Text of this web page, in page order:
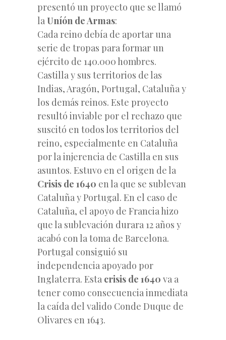
presentó un proyecto que se llamó
la Uníón de Armas:
Cada reino debía de aportar una
serie de tropas para formar un
ejército de 140.000 hombres.
Castilla y sus territorios de las
Indias, Aragón, Portugal, Cataluña y
los demás reinos. Este proyecto
resultó inviable por el rechazo que
suscitó en todos los territorios del
reino, especialmente en Cataluña
por la injerencia de Castilla en sus
asuntos. Estuvo en el origen de la
Crisis de 1640 en la que se sublevan
Cataluña y Portugal. En el caso de
Cataluña, el apoyo de Francia hizo
que la sublevación durara 12 años y
acabó con la toma de Barcelona.
Portugal consiguió su
independencia apoyado por
Inglaterra. Esta crisis de 1640 va a
tener como consecuencia inmediata
la caída del valido Conde Duque de
Olivares en 1643.